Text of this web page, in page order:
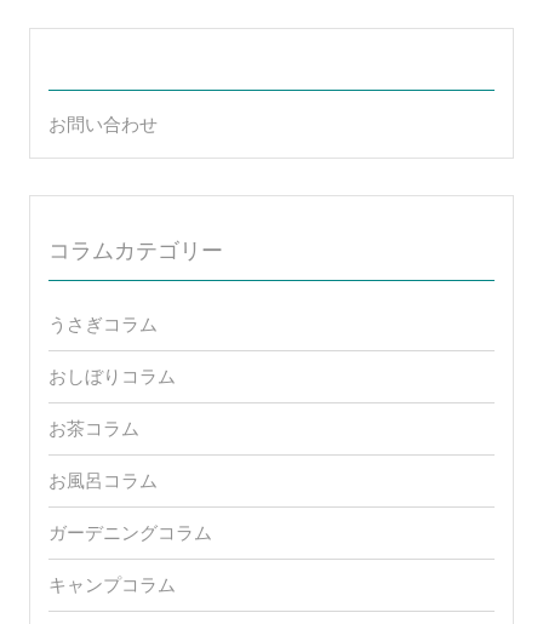
お問い合わせ
コラムカテゴリー
うさぎコラム
おしぼりコラム
お茶コラム
お風呂コラム
ガーデニングコラム
キャンプコラム